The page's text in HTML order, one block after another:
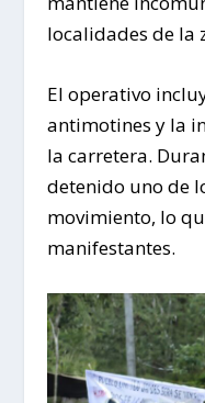
localidades de la
El operativo
antimotines y la
la carretera.
detenido uno de
movimiento, lo
manifestantes.